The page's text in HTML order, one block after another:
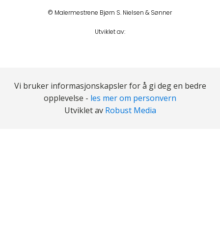
© Malermestrene Bjørn S. Nielsen & Sønner
Utviklet av:
Vi bruker informasjonskapsler for å gi deg en bedre
opplevelse - les mer om personvern
Utviklet av Robust Media